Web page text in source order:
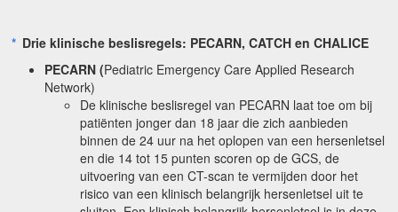
* Drie klinische beslisregels: PECARN, CATCH en CHALICE
PECARN (Pediatric Emergency Care Applied Research
Network)
De klinische beslisregel van PECARN laat toe om bij
patiënten jonger dan 18 jaar die zich aanbieden
binnen de 24 uur na het oplopen van een hersenletsel
en die 14 tot 15 punten scoren op de GCS, de
uitvoering van een CT-scan te vermijden door het
risico van een klinisch belangrijk hersenletsel uit te